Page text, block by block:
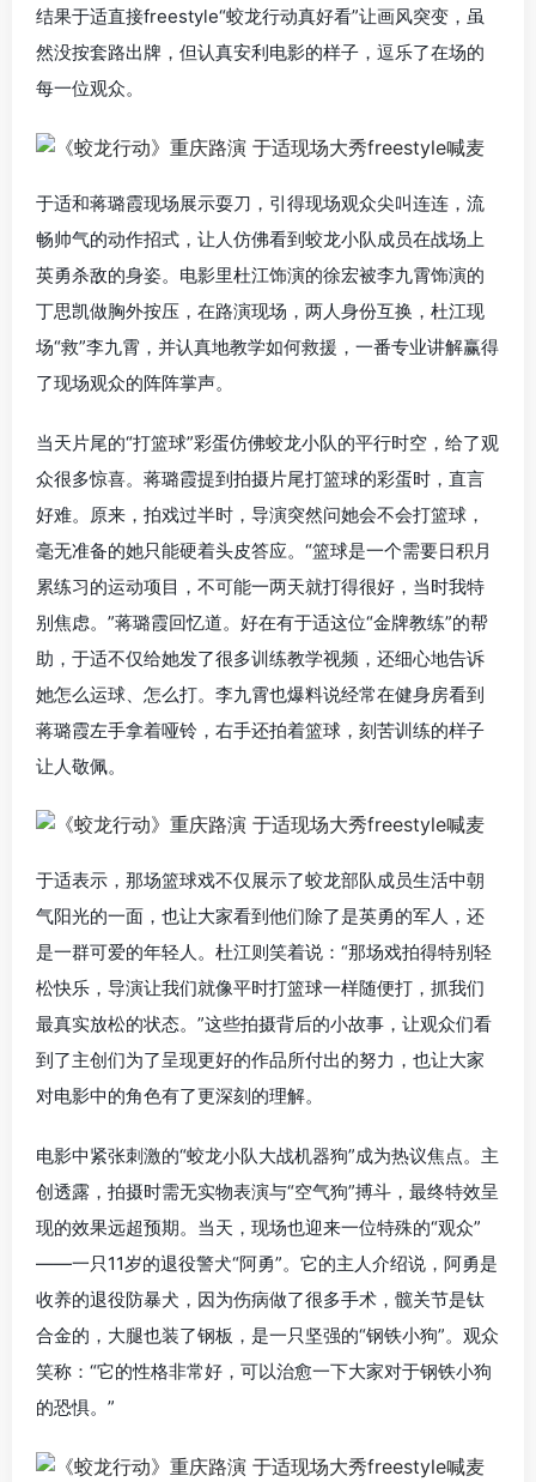
结果于适直接freestyle“蛟龙行动真好看”让画风突变，虽
然没按套路出牌，但认真安利电影的样子，逗乐了在场的
每一位观众。
于适和蒋璐霞现场展示耍刀，引得现场观众尖叫连连，流
畅帅气的动作招式，让人仿佛看到蛟龙小队成员在战场上
英勇杀敌的身姿。电影里杜江饰演的徐宏被李九霄饰演的
丁思凯做胸外按压，在路演现场，两人身份互换，杜江现
场“救”李九霄，并认真地教学如何救援，一番专业讲解赢得
了现场观众的阵阵掌声。
当天片尾的“打篮球”彩蛋仿佛蛟龙小队的平行时空，给了观
众很多惊喜。蒋璐霞提到拍摄片尾打篮球的彩蛋时，直言
好难。原来，拍戏过半时，导演突然问她会不会打篮球，
毫无准备的她只能硬着头皮答应。“篮球是一个需要日积月
累练习的运动项目，不可能一两天就打得很好，当时我特
别焦虑。”蒋璐霞回忆道。好在有于适这位“金牌教练”的帮
助，于适不仅给她发了很多训练教学视频，还细心地告诉
她怎么运球、怎么打。李九霄也爆料说经常在健身房看到
蒋璐霞左手拿着哑铃，右手还拍着篮球，刻苦训练的样子
让人敬佩。
于适表示，那场篮球戏不仅展示了蛟龙部队成员生活中朝
气阳光的一面，也让大家看到他们除了是英勇的军人，还
是一群可爱的年轻人。杜江则笑着说：“那场戏拍得特别轻
松快乐，导演让我们就像平时打篮球一样随便打，抓我们
最真实放松的状态。”这些拍摄背后的小故事，让观众们看
到了主创们为了呈现更好的作品所付出的努力，也让大家
对电影中的角色有了更深刻的理解。
电影中紧张刺激的“蛟龙小队大战机器狗”成为热议焦点。主
创透露，拍摄时需无实物表演与“空气狗”搏斗，最终特效呈
现的效果远超预期。当天，现场也迎来一位特殊的“观众”
——一只11岁的退役警犬“阿勇”。它的主人介绍说，阿勇是
收养的退役防暴犬，因为伤病做了很多手术，髋关节是钛
合金的，大腿也装了钢板，是一只坚强的“钢铁小狗”。观众
笑称：“它的性格非常好，可以治愈一下大家对于钢铁小狗
的恐惧。”